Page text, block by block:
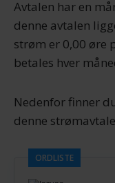
Avtalen har en
denne avtalen
strøm er 0,00 øre
betales hver
Nedenfor finner
denne
ORDLISTE